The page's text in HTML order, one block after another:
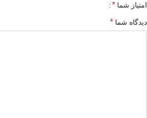
امتیاز شما *
دیدگاه شما *